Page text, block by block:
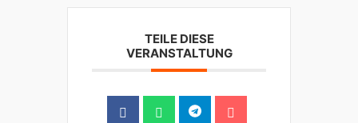
TEILE DIESE
VERANSTALTUNG